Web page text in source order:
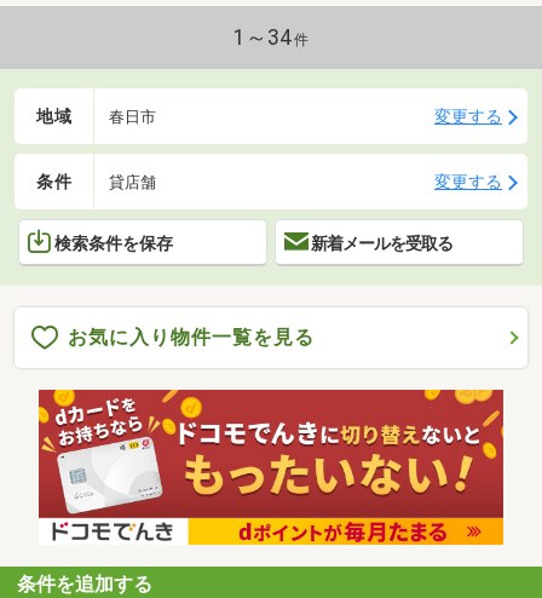
1～34件
地域 春日市 変更する
条件 貸店舗 変更する
検索条件を保存 新着メールを受取る
お気に入り物件一覧を見る
条件を追加する